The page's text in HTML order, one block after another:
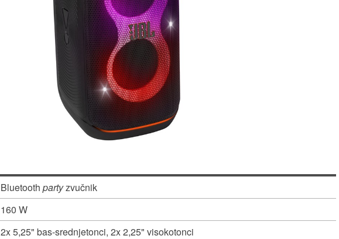
Bluetooth partyzvučnik
160 W
2x 5,25" bas-srednjetonci, 2x 2,25" visokotonci